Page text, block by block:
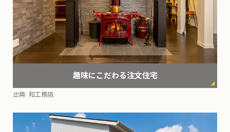
趣味にこだわる注文住宅
出典: 和工務店